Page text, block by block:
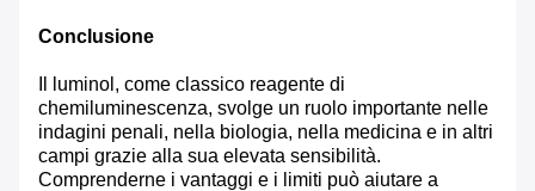
Conclusione
Il luminol, come classico reagente di
chemiluminescenza, svolge un ruolo importante nelle
indagini penali, nella biologia, nella medicina e in altri
campi grazie alla sua elevata sensibilità.
Comprenderne i vantaggi e i limiti può aiutare a